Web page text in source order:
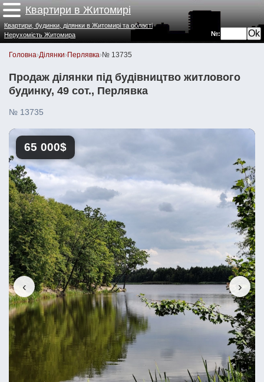
Квартири в Житомирі
№:
Квартири, будинки, ділянки в Житомирі та області
Нерухомість Житомира
Головна›Ділянки›Перлявка›№ 13735
Продаж ділянки під будівництво житлового
будинку, 49 сот., Перлявка
№ 13735
‹ ›
65 000$